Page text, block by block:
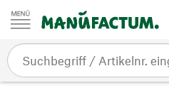
Zum Inhalt springen